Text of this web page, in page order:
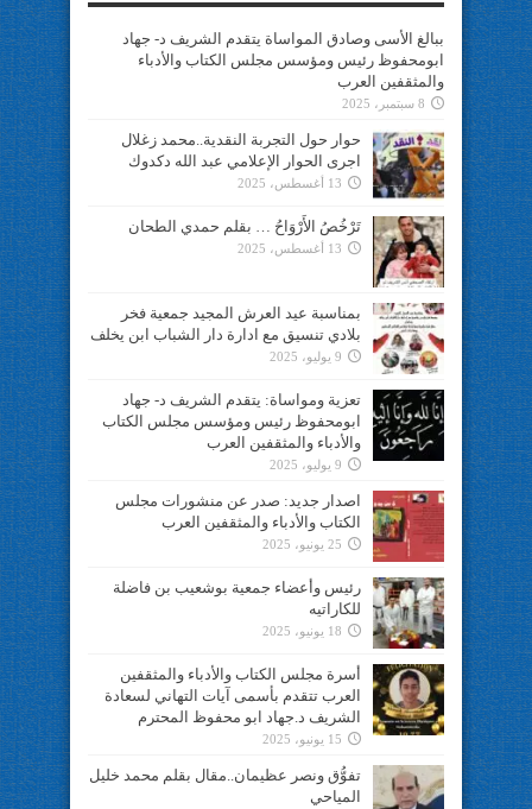
ببالغ الأسى وصادق المواساة يتقدم الشريف د- جهاد
ابومحفوظ رئيس ومؤسس مجلس الكتاب والأدباء
والمثقفين العرب
8 سبتمبر، 2025
حوار حول التجربة النقدية..محمد زغلال
اجرى الحوار الإعلامي عبد الله دكدوك
13 أغسطس، 2025
تَرْخُصُ الأَرْوَاحُ … بقلم حمدي الطحان
13 أغسطس، 2025
بمناسبة عيد العرش المجيد جمعية فخر
بلادي تنسيق مع ادارة دار الشباب ابن يخلف
9 يوليو، 2025
تعزية ومواساة: يتقدم الشريف د- جهاد
ابومحفوظ رئيس ومؤسس مجلس الكتاب
والأدباء والمثقفين العرب
9 يوليو، 2025
اصدار جديد: صدر عن منشورات مجلس
الكتاب والأدباء والمثقفين العرب
25 يونيو، 2025
رئيس وأعضاء جمعية بوشعيب بن فاضلة
للكاراتيه
18 يونيو، 2025
أسرة مجلس الكتاب والأدباء والمثقفين
العرب تتقدم بأسمى آيات التهاني لسعادة
الشريف د.جهاد ابو محفوظ المحترم
15 يونيو، 2025
تفوُّق ونصر عظيمان..مقال بقلم محمد خليل
المياحي